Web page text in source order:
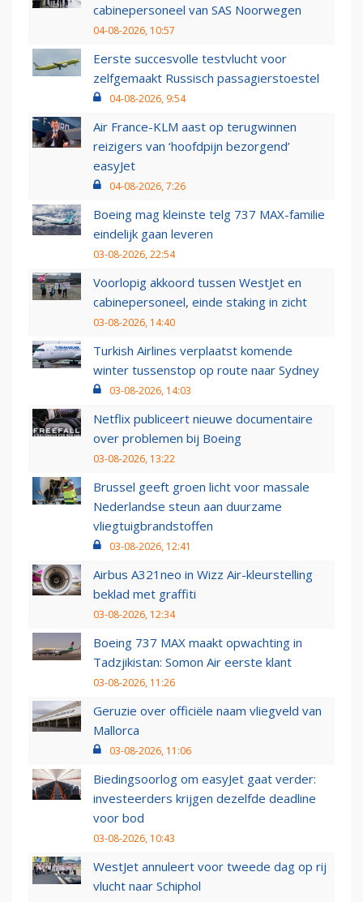
cabinepersoneel van SAS Noorwegen
04-08-2026, 10:57
Eerste succesvolle testvlucht voor
zelfgemaakt Russisch passagierstoestel
04-08-2026, 9:54
Air France-KLM aast op terugwinnen
reizigers van ‘hoofdpijn bezorgend’
easyJet
04-08-2026, 7:26
Boeing mag kleinste telg 737 MAX-familie
eindelijk gaan leveren
03-08-2026, 22:54
Voorlopig akkoord tussen WestJet en
cabinepersoneel, einde staking in zicht
03-08-2026, 14:40
Turkish Airlines verplaatst komende
winter tussenstop op route naar Sydney
03-08-2026, 14:03
Netflix publiceert nieuwe documentaire
over problemen bij Boeing
03-08-2026, 13:22
Brussel geeft groen licht voor massale
Nederlandse steun aan duurzame
vliegtuigbrandstoffen
03-08-2026, 12:41
Airbus A321neo in Wizz Air-kleurstelling
beklad met graffiti
03-08-2026, 12:34
Boeing 737 MAX maakt opwachting in
Tadzjikistan: Somon Air eerste klant
03-08-2026, 11:26
Geruzie over officiële naam vliegveld van
Mallorca
03-08-2026, 11:06
Biedingsoorlog om easyJet gaat verder:
investeerders krijgen dezelfde deadline
voor bod
03-08-2026, 10:43
WestJet annuleert voor tweede dag op rij
vlucht naar Schiphol